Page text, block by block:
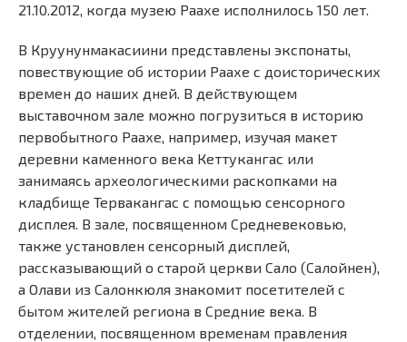
21.10.2012, когда музею Раахе исполнилось 150 лет.
В Круунунмакасиини представлены экспонаты,
повествующие об истории Раахе с доисторических
времен до наших дней. В действующем
выставочном зале можно погрузиться в историю
первобытного Раахе, например, изучая макет
деревни каменного века Кеттукангас или
занимаясь археологическими раскопками на
кладбище Тервакангас с помощью сенсорного
дисплея. В зале, посвященном Средневековью,
также установлен сенсорный дисплей,
рассказывающий о старой церкви Сало (Салойнен),
а Олави из Салонкюля знакомит посетителей с
бытом жителей региона в Средние века. В
отделении, посвященном временам правления